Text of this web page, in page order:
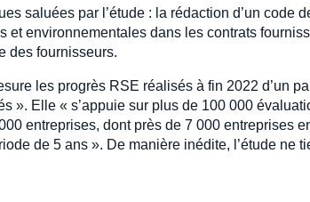
saluées par l’étude : la rédaction d’un code
et environnementales dans les contrats
des fournisseurs.
les progrès RSE réalisés à fin 2022 d’un
». Elle « s’appuie sur plus de 100 000
entreprises, dont près de 7 000 entreprises
de 5 ans ». De manière inédite, l’étude ne